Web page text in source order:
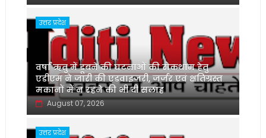
उत्तर प्रदेश
वर्षा ऋतु में डूबने की घटनाओं की रोकथाम हेतु
एडीएम ने जारी की एडवाइजरी, जर्जर एवं क्षतिग्रस्त
मकानों में न रहने की भी दी सलाह
August 07, 2026
उत्तर प्रदेश